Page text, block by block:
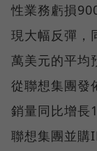
性業務虧損
現大幅反彈，
萬美元的平均
從聯想集團發
銷量同比增長
聯想集團並購